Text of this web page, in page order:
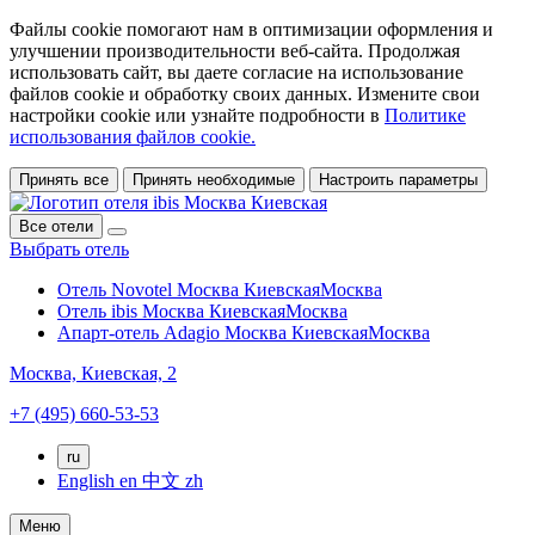
Файлы cookie помогают нам в оптимизации оформления и
улучшении производительности веб-сайта. Продолжая
использовать сайт, вы даете согласие на использование
файлов cookie и обработку своих данных. Измените свои
настройки cookie или узнайте подробности в Политике
использования файлов cookie.
Принять все Принять необходимые Настроить параметры
Все отели
Выбрать отель
Отель Novotel Москва КиевскаяМосква
Отель ibis Москва КиевскаяМосква
Апарт-отель Adagio Москва КиевскаяМосква
Москва, Киевская, 2
+7 (495) 660-53-53
ru
English en 中文 zh
Меню